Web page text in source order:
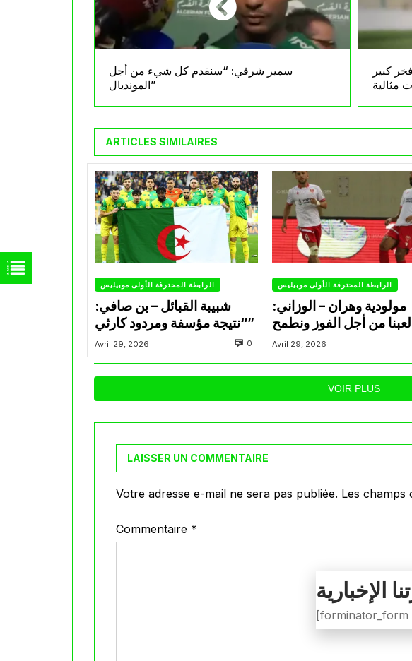
سمير شرقي: “سنقدم كل شيء من أجل
المونديال”
كبير
ARTICLES SIMILAIRES
الرابطة المحترفة الأولى موبيليس
شبيبة القبائل – بن صافي:
“نتيجة مؤسفة ومردود كارثي”
Avril 29, 2026 0
الرابطة المحترفة الأولى موبيليس
مولودية وهران – الوزاني:
من أجل الفوز ونطمح
Avril 29, 2026
VOIR PLUS
LAISSER UN COMMENTAIRE
Votre adresse e-mail ne sera pas publiée. Les champs
Commentaire *